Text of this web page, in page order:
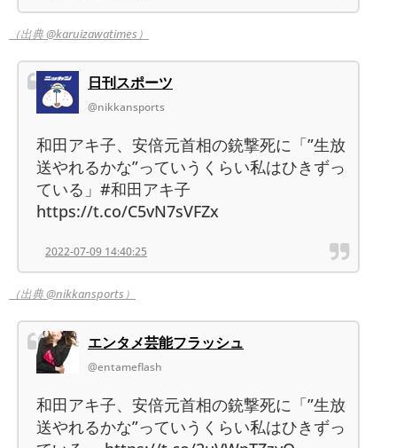
（出典 @karuizawatimes）
日刊スポーツ
@nikkansports
和田アキ子、安倍元首相の銃撃死に「”生放
送やれるかな”っていうくらい私はひきずっ
ている」#和田アキ子
https://t.co/C5vN7sVFZx
2022-07-09 14:40:25
（出典 @nikkansports）
エンタメ芸能フラッシュ
@entameflash
和田アキ子、安倍元首相の銃撃死に「”生放
送やれるかな”っていうくらい私はひきずっ